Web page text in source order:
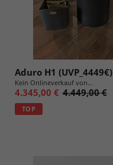
Aduro H1 (UVP_4449€)
Kein Onlineverkauf von...
4.345,00 € 4.449,00 €
TOP